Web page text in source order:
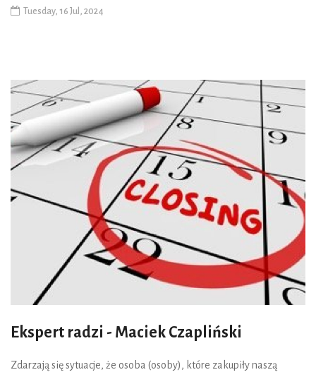
Tuesday, 16 Jul, 2024
Ekspert radzi - Maciek Czapliński
Zdarzają się sytuacje, że osoba (osoby), które zakupiły naszą